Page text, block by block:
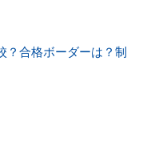
？合格ボーダーは？制